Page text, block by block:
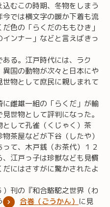
むこの時期、冬物をしまう
では横文字の暖か下着も流
色の「らくだのももひき」
ンナー」などと言えばきっ
る。江戸時代には、ラク
国の動物が次々と日本にや
物として庶民に親しまれて
雌雄一組の「らくだ」が輸
世物として評判になった。
して孔雀（くじゃく）茶
茶屋などが下谷（したや）
て、木戸銭（お茶代）１２
江戸っ子は珍獣なども見慣
にはさすがに驚かされたよ
刊の『和合駱駝之世界（わ
合巻（ごうかん） に見